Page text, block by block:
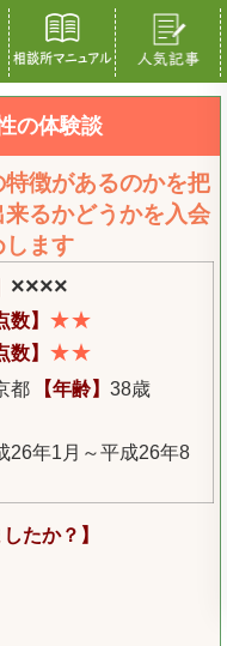
の体験談
徴があるのかを把
るかどうかを入会
します
××××
数】 ★★
数】 ★★
都 【年齢】 38歳
26年1月～平成26年8
たか？】